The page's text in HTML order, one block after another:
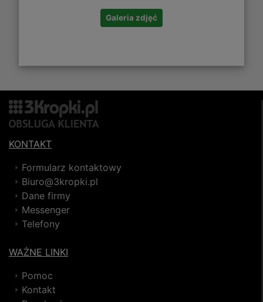
Galeria zdjęć
KONTAKT
Formularz kontaktowy
Biuro@3kropki.pl
Dane firmy
Messenger
Telefony
WAŻNE LINKI
Pomoc
Kontakt